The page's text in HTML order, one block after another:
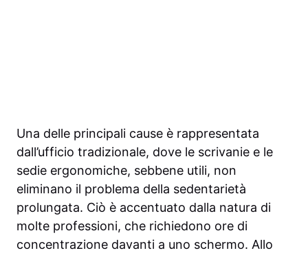
Una delle principali cause è rappresentata
dall’ufficio tradizionale, dove le scrivanie e le
sedie ergonomiche, sebbene utili, non
eliminano il problema della sedentarietà
prolungata. Ciò è accentuato dalla natura di
molte professioni, che richiedono ore di
concentrazione davanti a uno schermo. Allo